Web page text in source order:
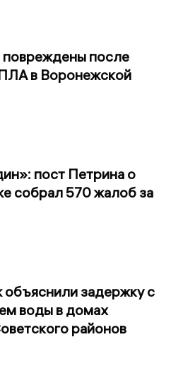
после
в Воронежской
пост Петрина о
собрал 570 жалоб за
задержку с
воды в домах
районов